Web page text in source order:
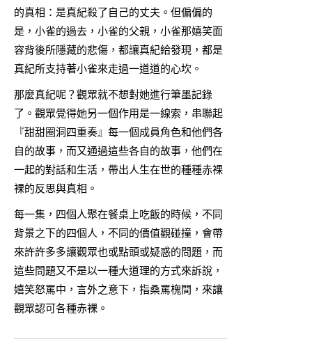
的真相：是真紀殺了自己的丈夫。但偏偏的
是，小雀的過去，小雀的父親，小雀那嬉笑面
容背後所隱藏的悲傷，都讓真紀給發現，都是
真紀所支持著小雀來走過一道道的心坎。
那麼真紀呢？觀眾就不想對她進行筆墨記錄
了。觀眾覺得她另一個作用是一線索，串聯起
『甜甜圈洞四重奏』每一個成員角色和他們各
自的故事，而又通過這些各自的故事，他們在
一起的對話和生活，帶出人生在世的種種赤裸
裸的反思與真相。
每一集，四個人聚在餐桌上吃飯的時候，不同
背景之下的四個人，不同的價值觀碰撞，會帶
來許許多多讓觀眾也或點頭或疑惑的問題，而
這些問題又不是以一種大道理的方式來訴說，
嬉笑怒罵中，言外之意下，指桑罵槐間，來讓
觀眾認可各種赤裸。